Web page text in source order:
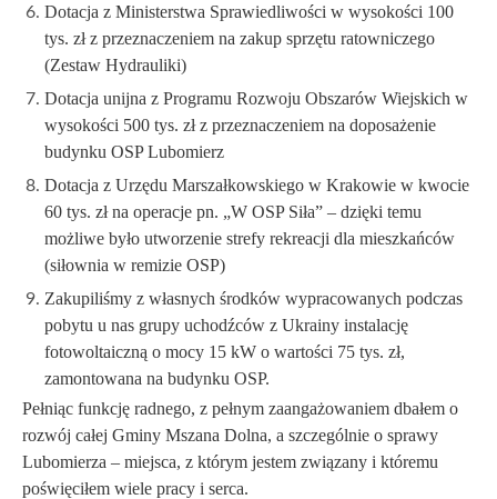
Dotacja z Ministerstwa Sprawiedliwości w wysokości 100
tys. zł z przeznaczeniem na zakup sprzętu ratowniczego
(Zestaw Hydrauliki)
Dotacja unijna z Programu Rozwoju Obszarów Wiejskich w
wysokości 500 tys. zł z przeznaczeniem na doposażenie
budynku OSP Lubomierz
Dotacja z Urzędu Marszałkowskiego w Krakowie w kwocie
60 tys. zł na operacje pn. „W OSP Siła” – dzięki temu
możliwe było utworzenie strefy rekreacji dla mieszkańców
(siłownia w remizie OSP)
Zakupiliśmy z własnych środków wypracowanych podczas
pobytu u nas grupy uchodźców z Ukrainy instalację
fotowoltaiczną o mocy 15 kW o wartości 75 tys. zł,
zamontowana na budynku OSP.
Pełniąc funkcję radnego, z pełnym zaangażowaniem dbałem o
rozwój całej Gminy Mszana Dolna, a szczególnie o sprawy
Lubomierza – miejsca, z którym jestem związany i któremu
poświęciłem wiele pracy i serca.